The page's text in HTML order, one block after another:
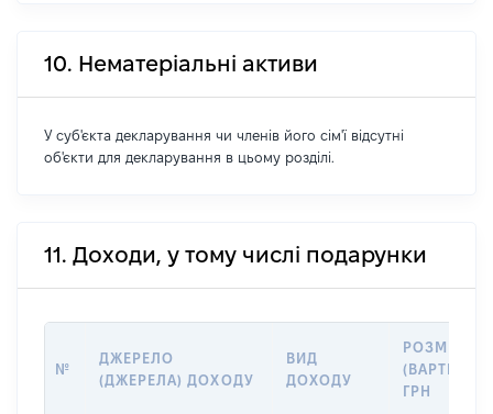
10. Нематеріальні активи
У суб'єкта декларування чи членів його сім'ї відсутні
об'єкти для декларування в цьому розділі.
11. Доходи, у тому числі подарунки
№
ДЖЕРЕЛО
(ДЖЕРЕЛА) ДОХОДУ
ВИД
ДОХОДУ
РОЗМІР
(ВАРТІСТЬ),
ГРН